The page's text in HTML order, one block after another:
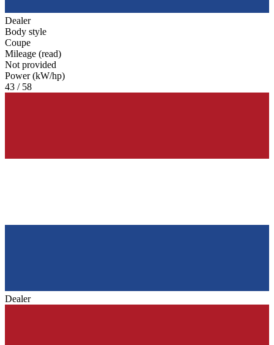
Dealer
Body style
Coupe
Mileage (read)
Not provided
Power (kW/hp)
43 / 58
Dealer